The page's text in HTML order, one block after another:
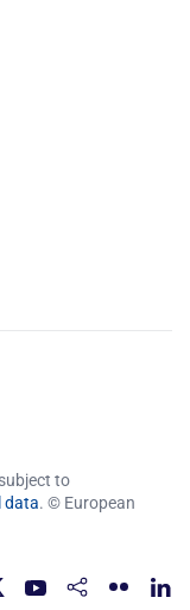
to
data. © European